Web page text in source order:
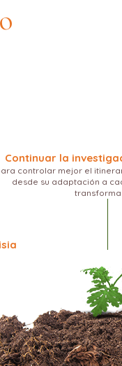
Continuar la
controlar mejor el
desde su adaptación a